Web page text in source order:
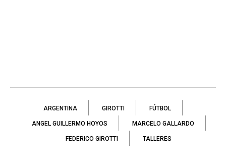
ARGENTINA GIROTTI FÚTBOL
ANGEL GUILLERMO HOYOS MARCELO GALLARDO
FEDERICO GIROTTI TALLERES